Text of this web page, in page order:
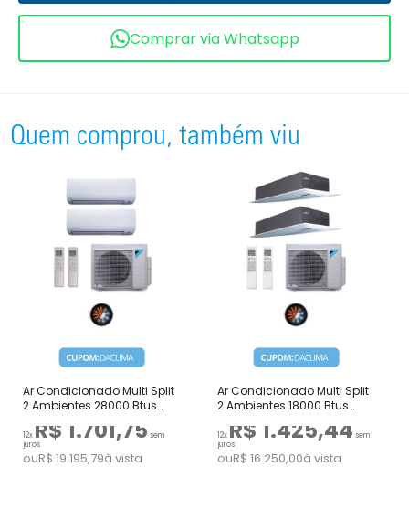
Comprar via Whatsapp
Quem comprou, também viu
Ar Condicionado Multi Split
2 Ambientes 28000 Btus
com 2 Hi Wall de 18000 e
24000 Quente Frio 220V
12x R$ 1.701,75 sem
juros
ouR$ 19.195,79à vista
Ar Condicionado Multi Split
2 Ambientes 18000 Btus
com 2 Cassetes Uma Via
9000 e 18000 Quente Frio
220V
12x R$ 1.425,44 sem
juros
ouR$ 16.250,00à vista